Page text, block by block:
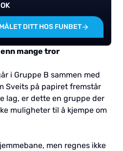
DITT HOS FUNBET
mange tror
i Gruppe B sammen med
Sveits på papiret fremstår
lag, er dette en gruppe der
muligheter til å kjempe om
men regnes ikke